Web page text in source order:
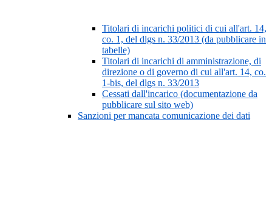
Titolari di incarichi politici di cui all'art. 14,
co. 1, del dlgs n. 33/2013 (da pubblicare in
tabelle)
Titolari di incarichi di amministrazione, di
direzione o di governo di cui all'art. 14, co.
1-bis, del dlgs n. 33/2013
Cessati dall'incarico (documentazione da
pubblicare sul sito web)
Sanzioni per mancata comunicazione dei dati